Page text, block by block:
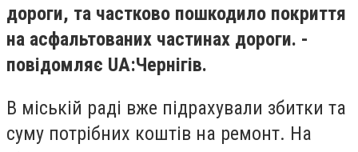
дороги, та частково пошкодило покриття
на асфальтованих частинах дороги. -
повідомляє UA:Чернігів.
В міській раді вже підрахували збитки та
суму потрібних коштів на ремонт. На